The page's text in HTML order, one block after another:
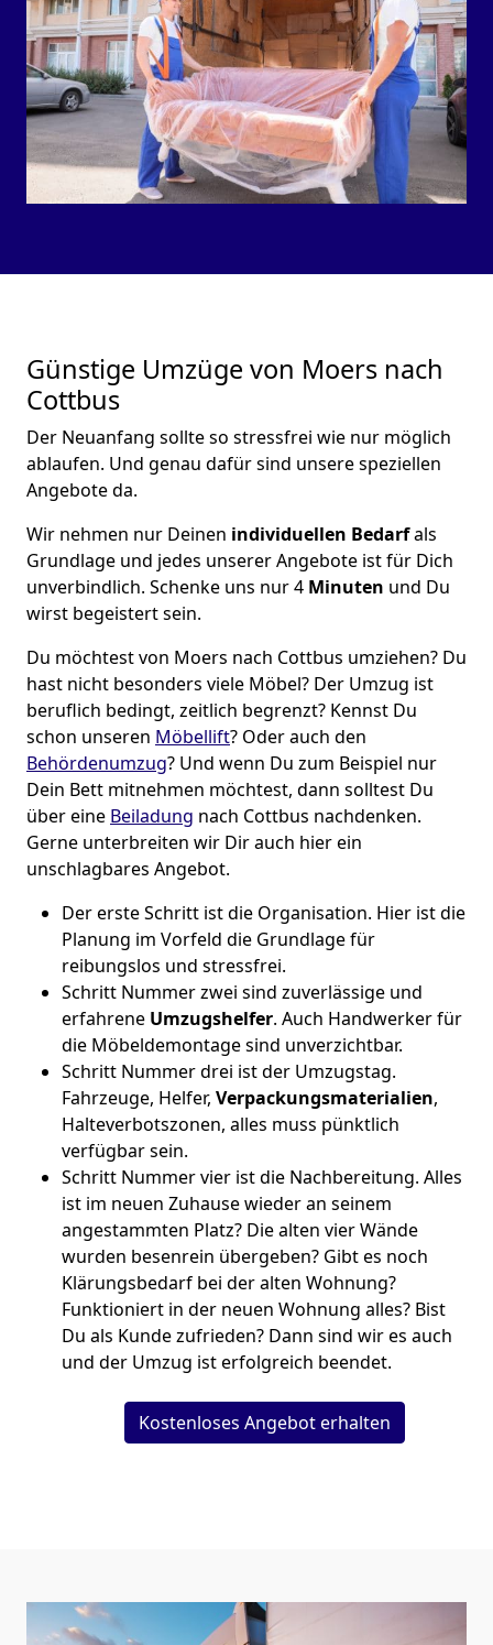
Günstige Umzüge von Moers nach
Cottbus
Der Neuanfang sollte so stressfrei wie nur möglich
ablaufen. Und genau dafür sind unsere speziellen
Angebote da.
Wir nehmen nur Deinen individuellen Bedarfals
Grundlage und jedes unserer Angebote ist für Dich
unverbindlich. Schenke uns nur 4 Minuten und Du
wirst begeistert sein.
Du möchtest von Moers nach Cottbus umziehen? Du
hast nicht besonders viele Möbel? Der Umzug ist
beruflich bedingt, zeitlich begrenzt? Kennst Du
schon unseren Möbellift? Oder auch den
Behördenumzug? Und wenn Du zum Beispiel nur
Dein Bett mitnehmen möchtest, dann solltest Du
über eine Beiladung nach Cottbus nachdenken.
Gerne unterbreiten wir Dir auch hier ein
unschlagbares Angebot.
Der erste Schritt ist die Organisation. Hier ist die
Planung im Vorfeld die Grundlage für
reibungslos und stressfrei.
Schritt Nummer zwei sind zuverlässige und
erfahrene Umzugshelfer. Auch Handwerker für
die Möbeldemontage sind unverzichtbar.
Schritt Nummer drei ist der Umzugstag.
Fahrzeuge, Helfer, Verpackungsmaterialien,
Halteverbotszonen, alles muss pünktlich
verfügbar sein.
Schritt Nummer vier ist die Nachbereitung. Alles
ist im neuen Zuhause wieder an seinem
angestammten Platz? Die alten vier Wände
wurden besenrein übergeben? Gibt es noch
Klärungsbedarf bei der alten Wohnung?
Funktioniert in der neuen Wohnung alles? Bist
Du als Kunde zufrieden? Dann sind wir es auch
und der Umzug ist erfolgreich beendet.
Kostenloses Angebot erhalten